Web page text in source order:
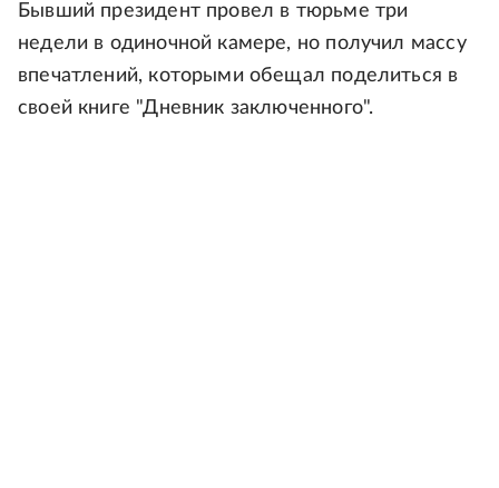
Бывший президент провел в тюрьме три
недели в одиночной камере, но получил массу
впечатлений, которыми обещал поделиться в
своей книге "Дневник заключенного".